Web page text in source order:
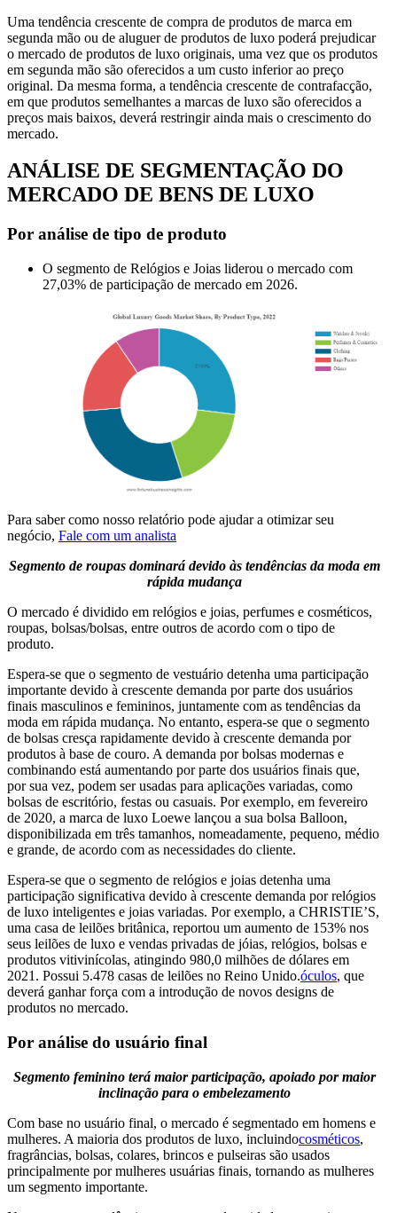
Uma tendência crescente de compra de produtos de marca em
segunda mão ou de aluguer de produtos de luxo poderá prejudicar
o mercado de produtos de luxo originais, uma vez que os produtos
em segunda mão são oferecidos a um custo inferior ao preço
original. Da mesma forma, a tendência crescente de contrafacção,
em que produtos semelhantes a marcas de luxo são oferecidos a
preços mais baixos, deverá restringir ainda mais o crescimento do
mercado.
ANÁLISE DE SEGMENTAÇÃO DO
MERCADO DE BENS DE LUXO
Por análise de tipo de produto
O segmento de Relógios e Joias liderou o mercado com
27,03% de participação de mercado em 2026.
Para saber como nosso relatório pode ajudar a otimizar seu
negócio, Fale com um analista
Segmento de roupas dominará devido às tendências da moda em
rápida mudança
O mercado é dividido em relógios e joias, perfumes e cosméticos,
roupas, bolsas/bolsas, entre outros de acordo com o tipo de
produto.
Espera-se que o segmento de vestuário detenha uma participação
importante devido à crescente demanda por parte dos usuários
finais masculinos e femininos, juntamente com as tendências da
moda em rápida mudança. No entanto, espera-se que o segmento
de bolsas cresça rapidamente devido à crescente demanda por
produtos à base de couro. A demanda por bolsas modernas e
combinando está aumentando por parte dos usuários finais que,
por sua vez, podem ser usadas para aplicações variadas, como
bolsas de escritório, festas ou casuais. Por exemplo, em fevereiro
de 2020, a marca de luxo Loewe lançou a sua bolsa Balloon,
disponibilizada em três tamanhos, nomeadamente, pequeno, médio
e grande, de acordo com as necessidades do cliente.
Espera-se que o segmento de relógios e joias detenha uma
participação significativa devido à crescente demanda por relógios
de luxo inteligentes e joias variadas. Por exemplo, a CHRISTIE’S,
uma casa de leilões britânica, reportou um aumento de 153% nos
seus leilões de luxo e vendas privadas de jóias, relógios, bolsas e
produtos vitivinícolas, atingindo 980,0 milhões de dólares em
2021. Possui 5.478 casas de leilões no Reino Unido.óculos, que
deverá ganhar força com a introdução de novos designs de
produtos no mercado.
Por análise do usuário final
Segmento feminino terá maior participação, apoiado por maior
inclinação para o embelezamento
Com base no usuário final, o mercado é segmentado em homens e
mulheres. A maioria dos produtos de luxo, incluindocosméticos,
fragrâncias, bolsas, colares, brincos e pulseiras são usados ​​
principalmente por mulheres usuárias finais, tornando as mulheres
um segmento importante.